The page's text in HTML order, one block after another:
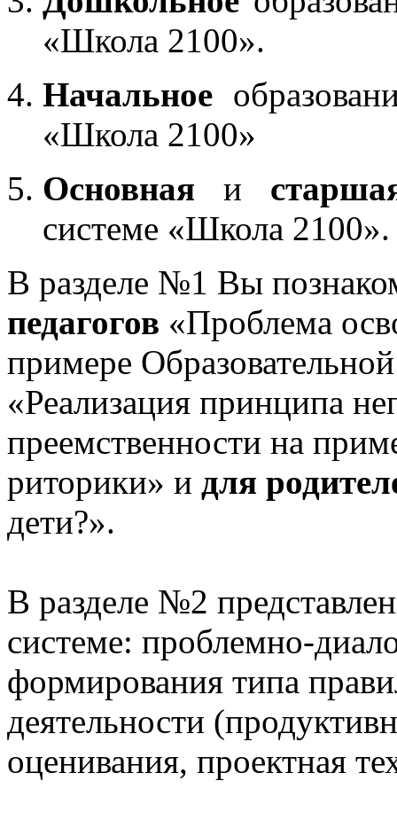
«Школа 2100».
Начальное
«Школа 2100»
Основная и
системе «Школа 2100».
В разделе №1 Вы
педагогов «Проблема
примере
«Реализация принципа
преемственности на
риторики» и для
дети?».
В разделе №2
системе: проблемно-
формирования типа
деятельности
оценивания, проектная